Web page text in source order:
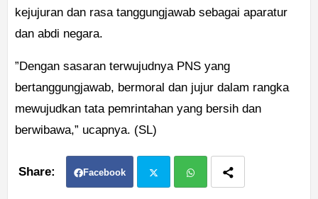
kejujuran dan rasa tanggungjawab sebagai aparatur
dan abdi negara.
”Dengan sasaran terwujudnya PNS yang
bertanggungjawab, bermoral dan jujur dalam rangka
mewujudkan tata pemrintahan yang bersih dan
berwibawa,” ucapnya. (SL)
Facebook